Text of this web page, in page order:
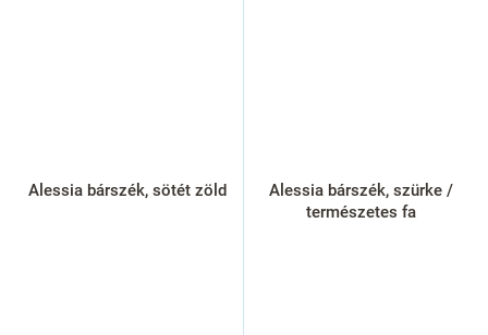
Alessia bárszék, sötét zöld
Alessia bárszék, szürke /
természetes fa